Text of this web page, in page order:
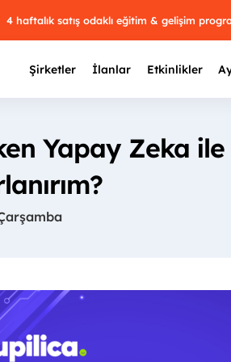
4 haftalık satış odaklı eğitim & gelişim
Şirketler İlanlar Etkinlikler
Yapay Zeka ile